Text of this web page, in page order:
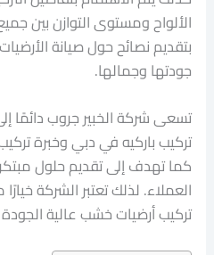
الألواح ومستوى التوازن بين
بتقديم نصائح حول صيانة
جودتها وجمالها.
تسعى شركة الخبير جروب دائمًا
تركيب باركيه في دبي وخبرة
كما تهدف إلى تقديم حلول
العملاء. لذلك تعتبر الشركة
تركيب أرضيات خشب عالية